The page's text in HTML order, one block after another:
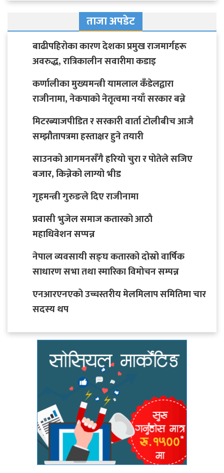
ताजा अपडेट
बाढीपहिरोका कारण देशका प्रमुख राजमार्गहरू
अवरुद्ध, रात्रिकालीन सवारीमा कडाइ
कर्णालीका मुख्यमन्त्री यामलाल कँडेलद्वारा
राजीनामा, नेकपाको नेतृत्वमा नयाँ सरकार बन्ने
मिटरब्याजपीडित र सरकारी वार्ता टोलीबीच आजै
सम्झौतापत्रमा हस्ताक्षर हुने तयारी
साउनको आगमनसँगै हरियो चुरा र पोतेले सजिए
बजार, किन्नेको लाग्यो भीड
गृहमन्त्री गुरुङले दिए राजीनामा
प्रवासी भुजेल समाज कतारको आठाै
महाधिवेशन सप्पन्न
नेपाल व्यवसायी सङ्घ कतारको दोस्रो वार्षिक
साधारण सभा तथा स्मारिका विमोचन सम्पन्न
एनआरएनएको उच्चस्तरीय मेलमिलाप समितिमा चार
सदस्य थप